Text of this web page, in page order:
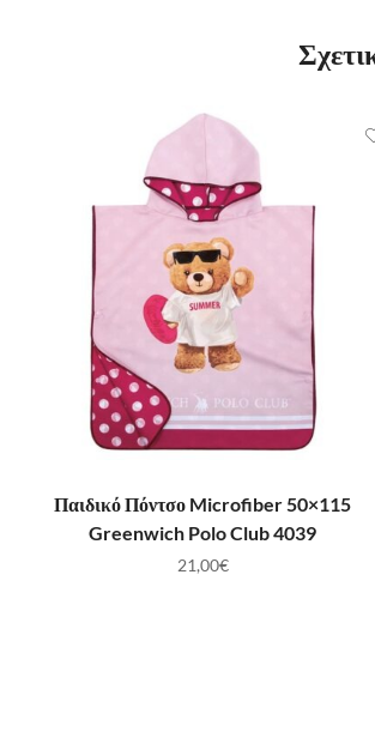
ΠΡΟΣΘΉΚΗ ΣΤΟ ΚΑΛΆΘΙ
Παιδικό Πόντσο Microfiber 50×115
Greenwich Polo Club 4039
21,00€